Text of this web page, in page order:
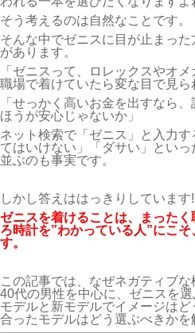
そう考えるのは自然なことです。
そんな中でゼニスに目が止まっ
があります。
「ゼニスって、ロレックスやオ
職場で着けていたら変な目で見ら
「せっかく高いお金を出すなら
ほうが安心じゃないか」
ネット検索で「ゼニス」と入力
てはいけない」「ダサい」とい
並ぶのも事実です。
しかし答えははっきりしています
ゼニスを着けることは、まった
ろ時計を”わかっている人”にこ
す。
この記事では、なぜネガティブな
40代の男性を中心に、ゼニスを
モデルと新モデルでイメージは
合ったモデルはどう選ぶべきかを